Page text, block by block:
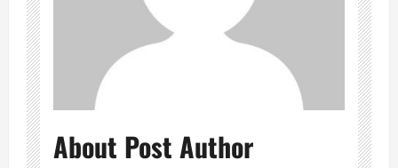
About Post Author